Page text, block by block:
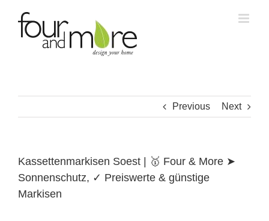
content
Previous Next
Kassettenmarkisen Soest | 🥇 Four & More ➤
Sonnenschutz, ✓ Preiswerte & günstige
Markisen